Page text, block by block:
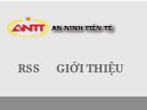
RSS GIỚI THIỆU